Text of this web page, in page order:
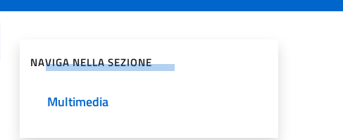
NAVIGA NELLA SEZIONE
Multimedia